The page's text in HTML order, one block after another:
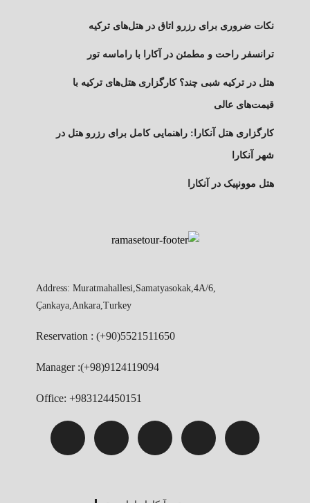
نکات ضروری برای رزرو اتاق در هتل‌های ترکیه
ترانسفر راحت و مطمئن در آکارا با راماسه تور
هتل در ترکیه شبی چند؟ کارگزاری هتل‌های ترکیه با
قیمت‌های عالی
کارگزاری هتل آنکارا: راهنمایی کامل برای رزرو هتل در
شهر آنکارا
هتل موونپیک در آنکارا
Address: Muratmahallesi,Samatyasokak,4A/6,
Çankaya,Ankara,Turkey
Reservation : (+90)5521511650
Manager :(+98)9124119094
Office: +983124450151